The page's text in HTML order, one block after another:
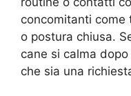
concomitanti come
o postura chiusa.
cane si calma
che sia una